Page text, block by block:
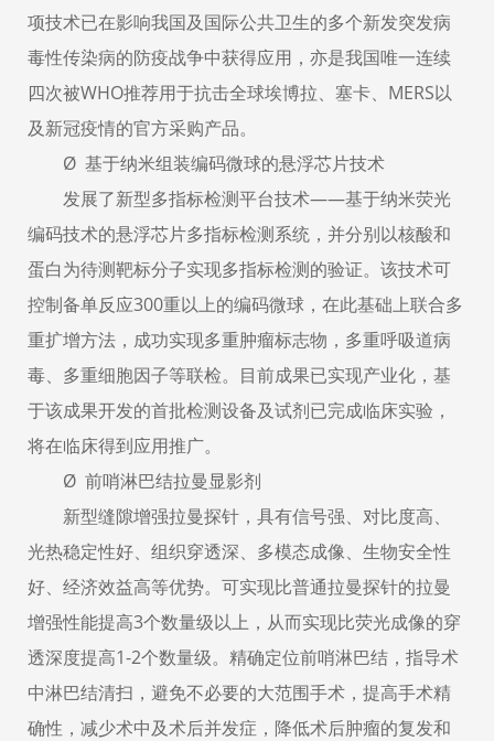
项技术已在影响我国及国际公共卫生的多个新发突发病
毒性传染病的防疫战争中获得应用，亦是我国唯一连续
四次被WHO推荐用于抗击全球埃博拉、塞卡、MERS以
及新冠疫情的官方采购产品。
Ø 基于纳米组装编码微球的悬浮芯片技术
发展了新型多指标检测平台技术——基于纳米荧光
编码技术的悬浮芯片多指标检测系统，并分别以核酸和
蛋白为待测靶标分子实现多指标检测的验证。该技术可
控制备单反应300重以上的编码微球，在此基础上联合多
重扩增方法，成功实现多重肿瘤标志物，多重呼吸道病
毒、多重细胞因子等联检。目前成果已实现产业化，基
于该成果开发的首批检测设备及试剂已完成临床实验，
将在临床得到应用推广。
Ø 前哨淋巴结拉曼显影剂
新型缝隙增强拉曼探针，具有信号强、对比度高、
光热稳定性好、组织穿透深、多模态成像、生物安全性
好、经济效益高等优势。可实现比普通拉曼探针的拉曼
增强性能提高3个数量级以上，从而实现比荧光成像的穿
透深度提高1-2个数量级。精确定位前哨淋巴结，指导术
中淋巴结清扫，避免不必要的大范围手术，提高手术精
确性，减少术中及术后并发症，降低术后肿瘤的复发和